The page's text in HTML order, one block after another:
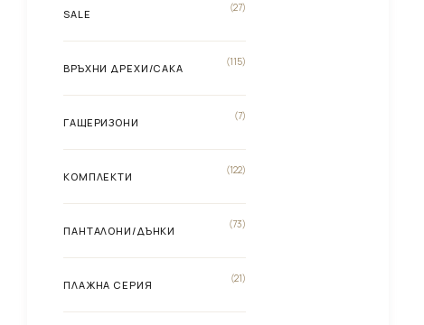
SALE (27)
ВРЪХНИ ДРЕХИ/САКА (115)
ГАЩЕРИЗОНИ (7)
КОМПЛЕКТИ (122)
ПАНТАЛОНИ/ДЪНКИ (73)
ПЛАЖНА СЕРИЯ (21)